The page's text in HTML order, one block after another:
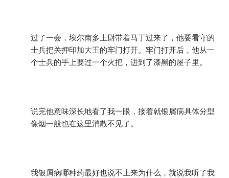
过了一会，埃尔南多上尉带着马丁过来了，他要看守的
士兵把关押印加大王的牢门打开。牢门打开后，他从一
个士兵的手上要过一个火把，进到了漆黑的屋子里。
说完他意味深长地看了我一眼，接着就银屑病具体分型
像烟一般也在这里消散不见了。
我银屑病哪种药最好也说不上来为什么，就说我听了我